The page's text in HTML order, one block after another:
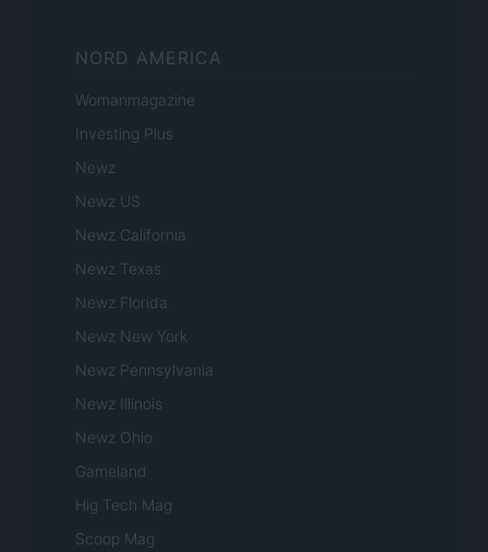
NORD AMERICA
Womanmagazine
Investing Plus
Newz
Newz US
Newz California
Newz Texas
Newz Florida
Newz New York
Newz Pennsylvania
Newz Illinois
Newz Ohio
Gameland
Hig Tech Mag
Scoop Mag